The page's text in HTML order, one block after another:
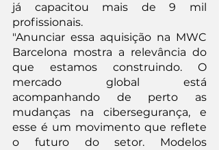
já capacitou mais de 9 mil
profissionais.
"Anunciar essa aquisição na MWC
Barcelona mostra a relevância do
que estamos construindo. O
mercado global está
acompanhando de perto as
mudanças na cibersegurança, e
esse é um movimento que reflete
o futuro do setor. Modelos